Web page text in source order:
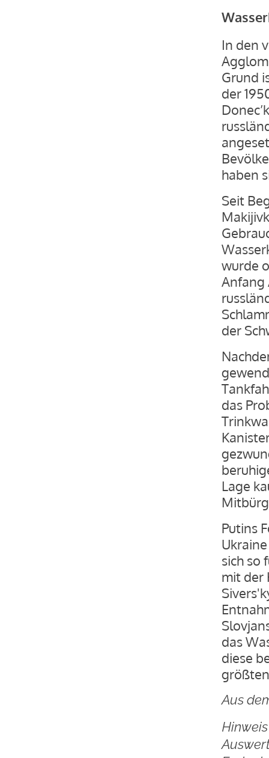
In den
Grund
der
haben
Seit
wurde
Anfang
der
das
Lage
Putins
sich so
mit der
das
diese
Aus